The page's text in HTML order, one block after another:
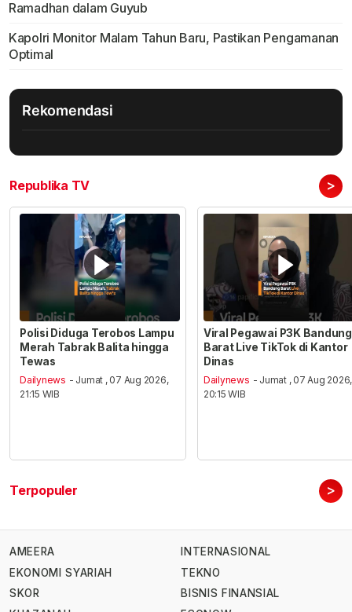
Ramadhan dalam Guyub
Kapolri Monitor Malam Tahun Baru, Pastikan Pengamanan
Optimal
Rekomendasi
Republika TV >
Polisi Diduga Terobos Lampu
Merah Tabrak Balita hingga
Tewas
Dailynews - Jumat , 07 Aug 2026,
21:15 WIB
Viral Pegawai P3K Bandung
Barat Live TikTok di Kantor
Dinas
Dailynews - Jumat , 07 Aug 2026,
20:15 WIB
Terpopuler >
AMEERA
EKONOMI SYARIAH
SKOR
INTERNASIONAL
TEKNO
BISNIS FINANSIAL